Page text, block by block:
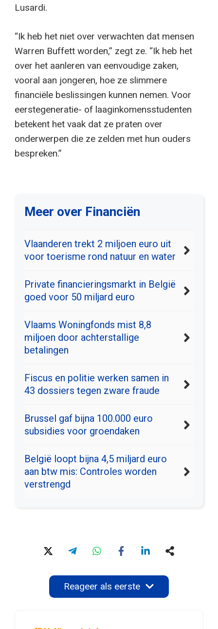
Lusardi.
“Ik heb het niet over verwachten dat mensen
Warren Buffett worden,” zegt ze. “Ik heb het
over het aanleren van eenvoudige zaken,
vooral aan jongeren, hoe ze slimmere
financiële beslissingen kunnen nemen. Voor
eerstegeneratie- of laaginkomensstudenten
betekent het vaak dat ze praten over
onderwerpen die ze zelden met hun ouders
bespreken.”
Meer over Financiën
Vlaanderen trekt 2 miljoen euro uit
voor toerisme rond natuur en water
Private financieringsmarkt in België
goed voor 50 miljard euro
Vlaams Woningfonds mist 8,8
miljoen door achterstallige
betalingen
Fiscus en politie werken samen in
43 dossiers tegen zware fraude
Brussel gaf bijna 100.000 euro
subsidies voor groendaken
België loopt bijna 4,5 miljard euro
aan btw mis: Controles worden
verstrengd
Reageer als eerste